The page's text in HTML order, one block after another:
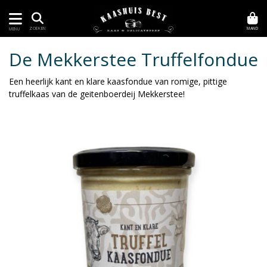
MENU ZOEKEN MAND
De Mekkerstee Truffelfondue
Een heerlijk kant en klare kaasfondue van romige, pittige
truffelkaas van de geitenboerdeij Mekkerstee!